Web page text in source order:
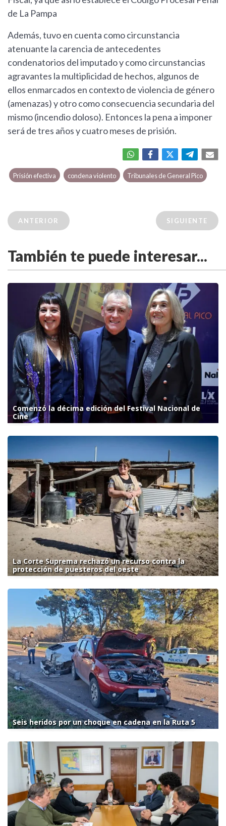
de La Pampa
Además, tuvo en cuenta como circunstancia
atenuante la carencia de antecedentes
condenatorios del imputado y como circunstancias
agravantes la multiplicidad de hechos, algunos de
ellos enmarcados en contexto de violencia de género
(amenazas) y otro como consecuencia secundaria del
mismo (incendio doloso). Entonces la pena a imponer
será de tres años y cuatro meses de prisión.
Prisión efectiva condena violento Tribunales de General Pico
ANTERIOR SIGUIENTE
También te puede interesar...
Comenzó la décima edición del Festival Nacional de
Cine
La Corte Suprema rechazó un recurso contra la
protección de puesteros del oeste
Seis heridos por un choque en cadena en la Ruta 5